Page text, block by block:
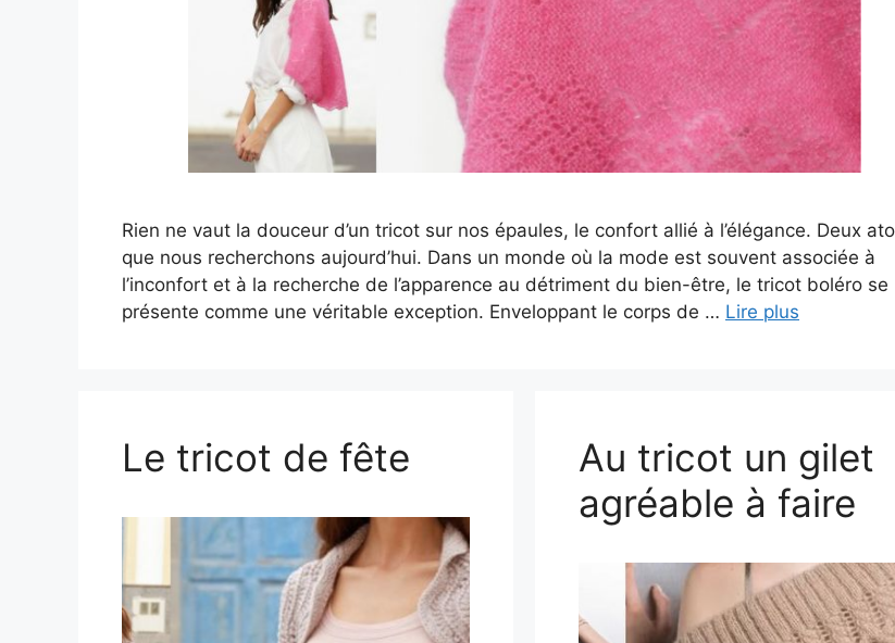
Rien ne vaut la douceur d’un tricot sur nos épaules, le confort allié à l’élégance. Deux
que nous recherchons aujourd’hui. Dans un monde où la mode est souvent associée à
l’inconfort et à la recherche de l’apparence au détriment du bien-être, le tricot boléro se
présente comme une véritable exception. Enveloppant le corps de … Lire plus
Le tricot de fête
Au tricot un gilet
agréable à faire